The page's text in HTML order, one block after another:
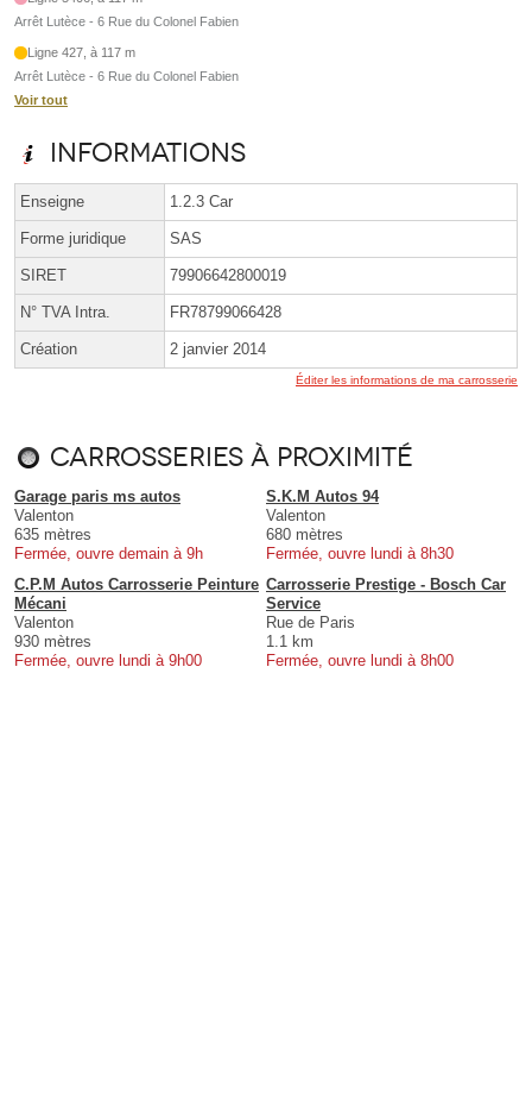
Arrêt Lutèce - 6 Rue du Colonel Fabien
Ligne 427, à 117 m
Arrêt Lutèce - 6 Rue du Colonel Fabien
Voir tout
Informations
Enseigne 1.2.3 Car
Forme juridique SAS
SIRET 79906642800019
N° TVA Intra. FR78799066428
Création 2 janvier 2014
Éditer les informations de ma carrosserie
Carrosseries à proximité
Garage paris ms autos
Valenton
635 mètres
Fermée, ouvre demain à 9h
S.K.M Autos 94
Valenton
680 mètres
Fermée, ouvre lundi à 8h30
C.P.M Autos Carrosserie Peinture
Mécani
Valenton
930 mètres
Fermée, ouvre lundi à 9h00
Carrosserie Prestige - Bosch Car
Service
Rue de Paris
1.1 km
Fermée, ouvre lundi à 8h00